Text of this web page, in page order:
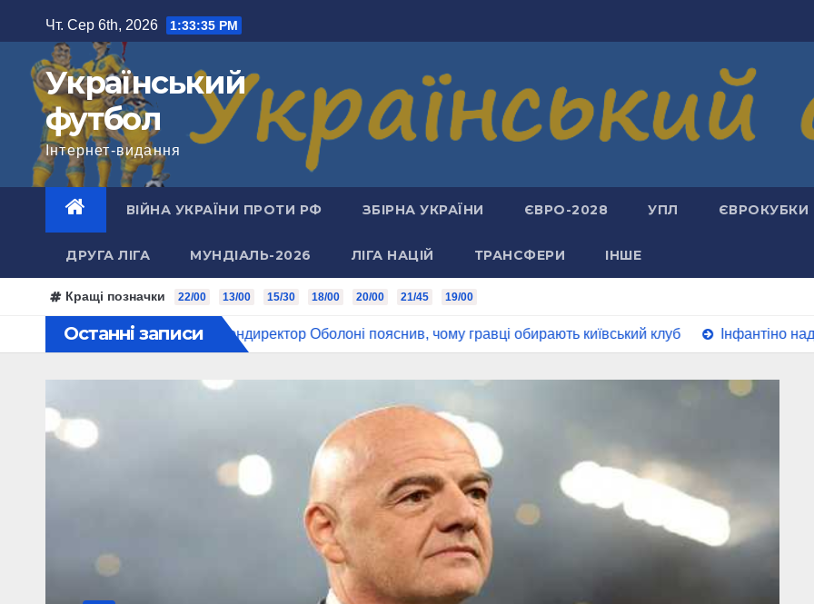
до
вмісту
Чт. Сер 6th, 2026 1:33:36 PM
Український
футбол
Інтернет-видання
ВІЙНА УКРАЇНИ ПРОТИ РФ ЗБІРНА УКРАЇНИ ЄВРО-2028 УПЛ ЄВРОКУБКИ
ДРУГА ЛІГА МУНДІАЛЬ-2026 ЛІГА НАЦІЙ ТРАНСФЕРИ ІНШЕ
Кращі позначки 22/00 13/00 15/30 18/00 20/00 21/45 19/00
Останні записи
– Карабах Гендиректор Оболоні пояснив, чому гравці обирають київський клуб Інфантіно надіслав усім